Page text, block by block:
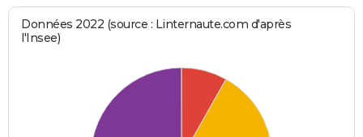
Données 2022 (source : Linternaute.com d'après
l'Insee)